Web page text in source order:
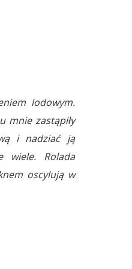
lodowym.
mnie zastąpiły
i nadziać ją
wiele. Rolada
oscylują w